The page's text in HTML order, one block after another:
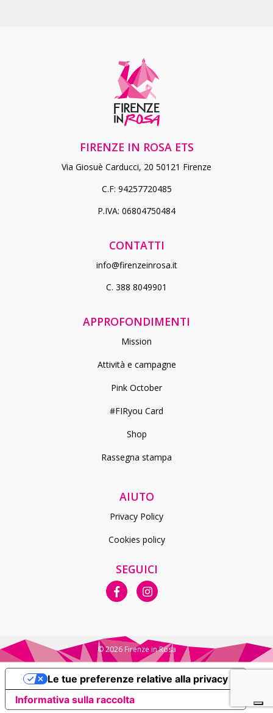
FIRENZE IN ROSA ETS
Via Giosuè Carducci, 20 50121 Firenze
C.F: 94257720485
P.IVA: 06804750484
CONTATTI
info@firenzeinrosa.it
C. 388 8049901
APPROFONDIMENTI
Mission
Attività e campagne
Pink October
#FIRyou Card
Shop
Rassegna stampa
AIUTO
Privacy Policy
Cookies policy
SEGUICI
© 2026 Firenze in Rosa
Informativa sulla raccolta
Le tue preferenze relative alla privacy